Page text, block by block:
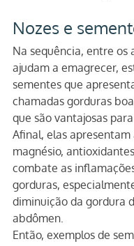
Nozes e
Na sequência, entre os
ajudam a emagrecer,
sementes que
chamadas gorduras
que são vantajosas para
Afinal, elas apresentam
magnésio,
combate as
gorduras,
diminuição da gordura
abdômen.
Então, exemplos de